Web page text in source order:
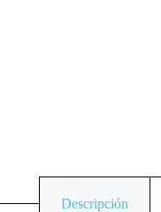
Descripción